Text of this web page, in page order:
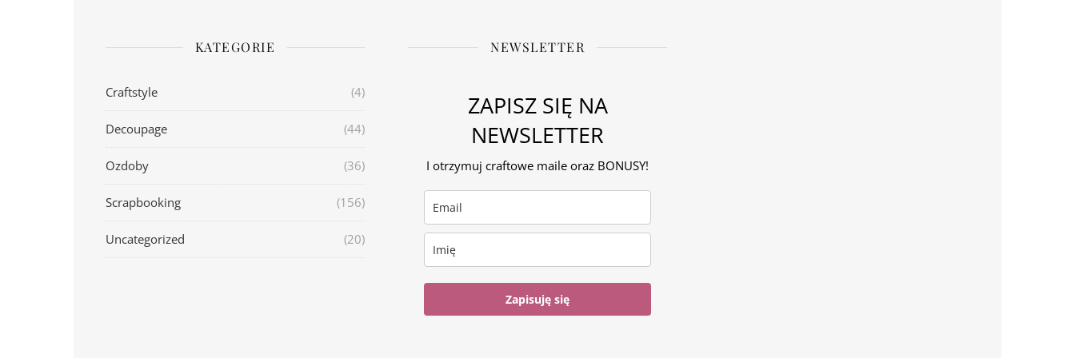
KATEGORIE
Craftstyle (4)
Decoupage (44)
Ozdoby (36)
Scrapbooking (156)
Uncategorized (20)
NEWSLETTER
ZAPISZ SIĘ NA
NEWSLETTER
I otrzymuj craftowe maile oraz BONUSY!
Zapisuję się